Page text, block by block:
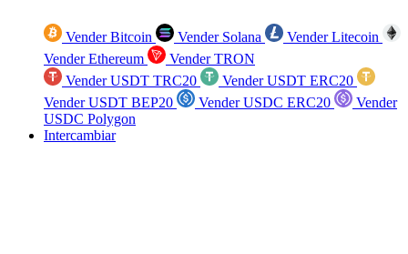
Vender Bitcoin Vender Solana
Vender Litecoin
Vender Ethereum
Vender TRON
Vender USDT TRC20
Vender USDT ERC20
Vender USDT BEP20
Vender USDC ERC20
Vender
USDC Polygon
Intercambiar